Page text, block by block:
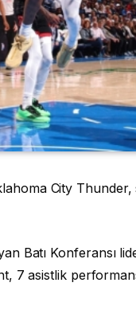
City Thunder,
Batı Konferansı
7 asistlik